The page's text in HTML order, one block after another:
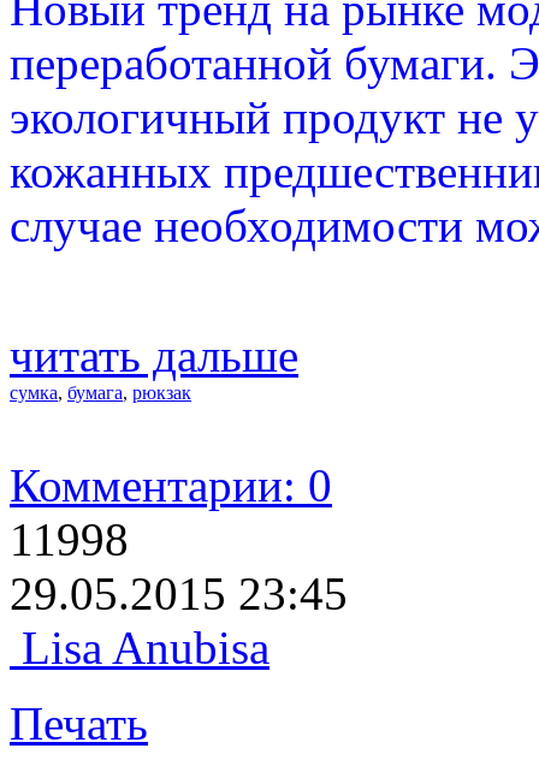
переработанной бумаги.
экологичный продукт не
кожанных
случае необходимости
читать дальше
сумка, бумага, рюкзак
Комментарии: 0
11998
29.05.2015 23:45
Lisa Anubisa
Печать